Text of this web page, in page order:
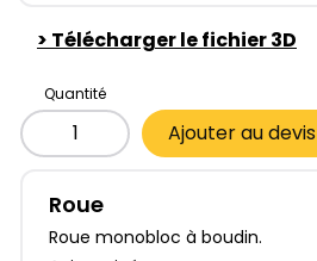
> Télécharger le fichier 3D
Quantité
Ajouter au devis
Roue
Roue monobloc à boudin.